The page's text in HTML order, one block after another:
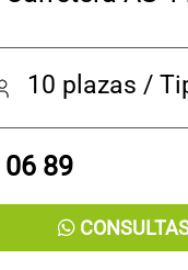
10 plazas /
89